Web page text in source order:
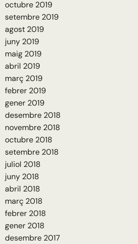
octubre 2019
setembre 2019
agost 2019
juny 2019
maig 2019
abril 2019
març 2019
febrer 2019
gener 2019
desembre 2018
novembre 2018
octubre 2018
setembre 2018
juliol 2018
juny 2018
abril 2018
març 2018
febrer 2018
gener 2018
desembre 2017